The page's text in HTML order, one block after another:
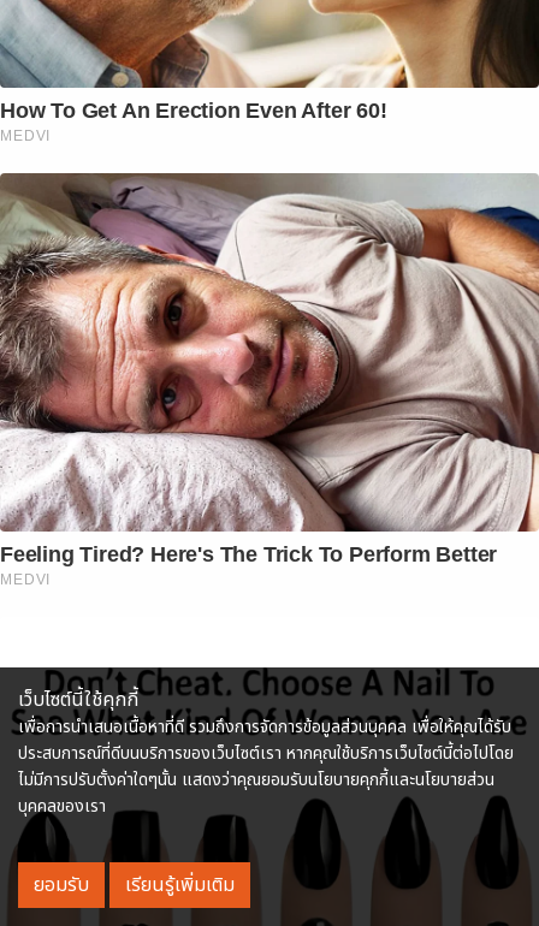
How To Get An Erection Even After 60!
MEDVI
Feeling Tired? Here's The Trick To Perform Better
MEDVI
เว็บไซต์นี้ใช้คุกกี้
เพื่อการนำเสนอเนื้อหาที่ดี รวมถึงการจัดการข้อมูลส่วนบุคคล เพื่อให้คุณได้รับ
ประสบการณ์ที่ดีบนบริการของเว็บไซต์เรา หากคุณใช้บริการเว็บไซต์นี้ต่อไปโดย
ไม่มีการปรับตั้งค่าใดๆนั้น แสดงว่าคุณยอมรับนโยบายคุกกี้และนโยบายส่วน
บุคคลของเรา
ยอมรับ เรียนรู้เพิ่มเติม